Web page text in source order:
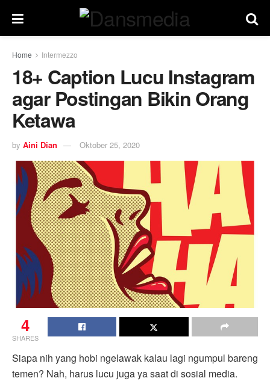
Home Intermezzo
18+ Caption Lucu Instagram
agar Postingan Bikin Orang
Ketawa
by Aini Dian Oktober 25, 2020
4
SHARES
Siapa nih yang hobi ngelawak kalau lagi ngumpul bareng
temen? Nah, harus lucu juga ya saat di sosial media.